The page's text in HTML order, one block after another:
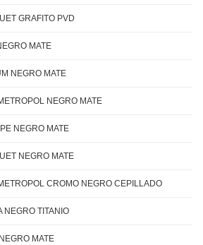
GRAFITO PVD
MATE
NEGRO MATE
NEGRO MATE
NEGRO MATE
NEGRO MATE
CROMO NEGRO CEPILLADO
NEGRO TITANIO
MATE